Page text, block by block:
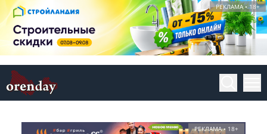
РЕКЛАМА • 18+
РЕКЛАМА • 18+